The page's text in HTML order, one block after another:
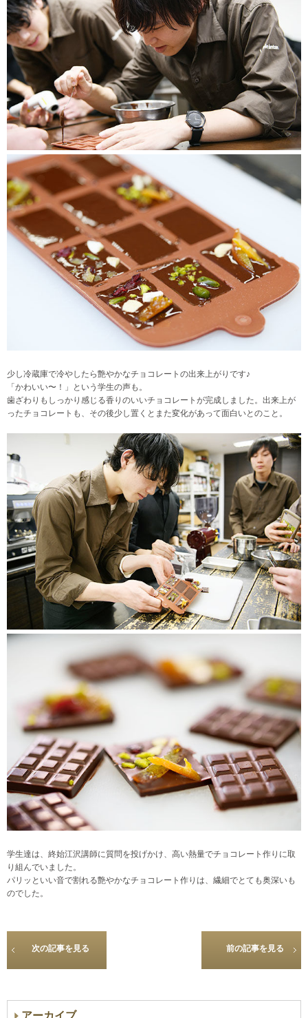
少し冷蔵庫で冷やしたら艶やかなチョコレートの出来上がりです♪
「かわいい〜！」という学生の声も。
歯ざわりもしっかり感じる香りのいいチョコレートが完成しました。出来上が
ったチョコレートも、その後少し置くとまた変化があって面白いとのこと。
学生達は、終始江沢講師に質問を投げかけ、高い熱量でチョコレート作りに取
り組んでいました。
パリッといい音で割れる艶やかなチョコレート作りは、繊細でとても奥深いも
のでした。
次の記事を見る 前の記事を見る
アーカイブ